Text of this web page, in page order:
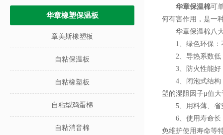
华章橡塑保温板
章美斯橡塑板
自粘保温板
自粘橡塑板
自粘型鸡蛋棉
自粘消音棉
华章保温棉可
何有害作用，是一
华章保温棉八
1、绿色环保：不
2、导热系数低：
3、防火性能好：
4、闭泡式结构：
塑的湿阻因子μ值
5、用料薄、省空
6、使用寿命长：
免维护使用寿命等